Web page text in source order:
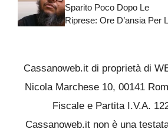
Sparito Poco Dopo Le
Riprese: Ore D’ansia Per
Cassanoweb.it di proprietà di
Nicola Marchese 10, 00141
Fiscale e Partita I.V.A.
Cassanoweb.it non è una